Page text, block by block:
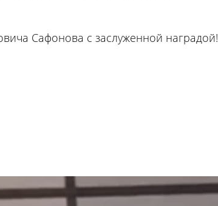
Сафонова с заслуженной наградой!